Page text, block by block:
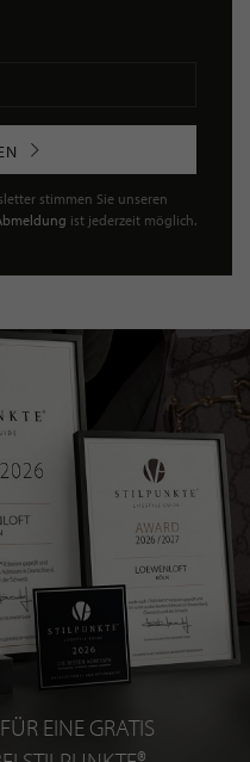
stimmen Sie unseren
ist jederzeit möglich.
EINE GRATIS